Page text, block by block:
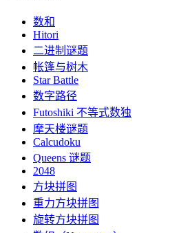
数和
Hitori
二进制谜题
帐篷与树木
Star Battle
数字路径
Futoshiki 不等式数独
摩天楼谜题
Calcudoku
Queens 谜题
2048
方块拼图
重力方块拼图
旋转方块拼图